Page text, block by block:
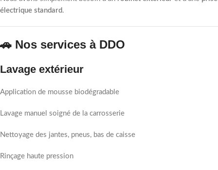
électrique standard .
🚗 Nos services à DDO
Lavage extérieur
Application de mousse biodégradable
Lavage manuel soigné de la carrosserie
Nettoyage des jantes, pneus, bas de caisse
Rinçage haute pression